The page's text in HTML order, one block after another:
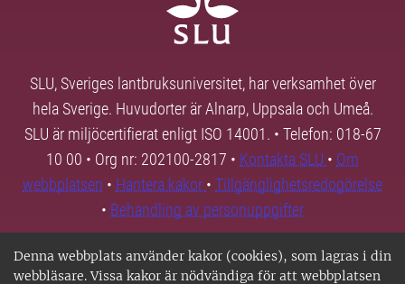
Denna webbplats använder kakor (cookies), som lagras i din
webbläsare. Vissa kakor är nödvändiga för att webbplatsen
SLU, Sveriges lantbruksuniversitet, har verksamhet över
hela Sverige. Huvudorter är Alnarp, Uppsala och Umeå.
SLU är miljöcertifierat enligt ISO 14001. • Telefon: 018-67
10 00 • Org nr: 202100-2817 • Kontakta SLU • Om
webbplatsen • Hantera kakor • Tillgänglighetsredogörelse
• Behandling av personuppgifter